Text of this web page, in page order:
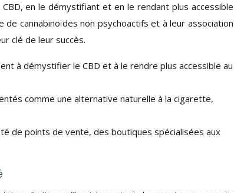
en le démystifiant et en le rendant plus accessible
de cannabinoïdes non psychoactifs et à leur association
clé de leur succès.
à démystifier le CBD et à le rendre plus accessible au
comme une alternative naturelle à la cigarette,
de points de vente, des boutiques spécialisées aux